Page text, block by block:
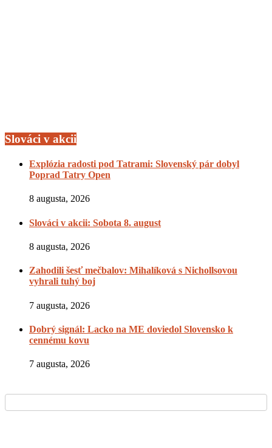
Slováci v akcii
Explózia radosti pod Tatrami: Slovenský pár dobyl
Poprad Tatry Open
8 augusta, 2026
Slováci v akcii: Sobota 8. august
8 augusta, 2026
Zahodili šesť mečbalov: Mihalíková s Nichollsovou
vyhrali tuhý boj
7 augusta, 2026
Dobrý signál: Lacko na ME doviedol Slovensko k
cennému kovu
7 augusta, 2026